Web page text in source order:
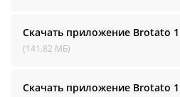
Скачать приложение Brotato
(141.82 МБ)
Скачать приложение Brotato